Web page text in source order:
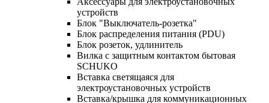
устройств
Блок "Выключатель-розетка"
Блок распределения питания (PDU)
Блок розеток, удлинитель
Вилка с защитным контактом бытовая
SCHUKO
Вставка светящаяся для
электроустановочных устройств
Вставка/крышка для коммуникационных